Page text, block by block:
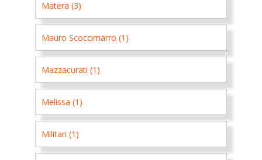
Matera (3)
Mauro Scoccimarro (1)
Mazzacurati (1)
Melissa (1)
Militari (1)